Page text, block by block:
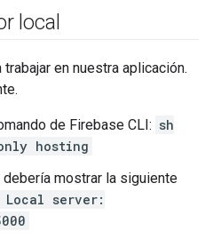
local
en nuestra aplicación.
de Firebase CLI: sh
hosting
mostrar la siguiente
server: